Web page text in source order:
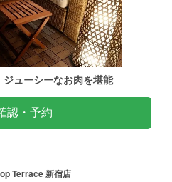
ューシーなお肉を堪能
認・予約
Terrace 新宿店